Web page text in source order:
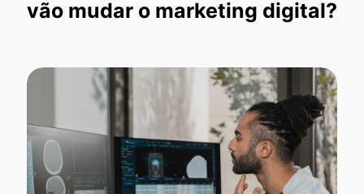
vão mudar o marketing digital?